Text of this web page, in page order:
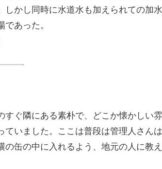
しかし同時に水道水も加えられての加
あった。
すぐ隣にある素朴で、どこか懐かしい
ていました。ここは普段は管理人さん
の缶の中に入れるよう、地元の人に教